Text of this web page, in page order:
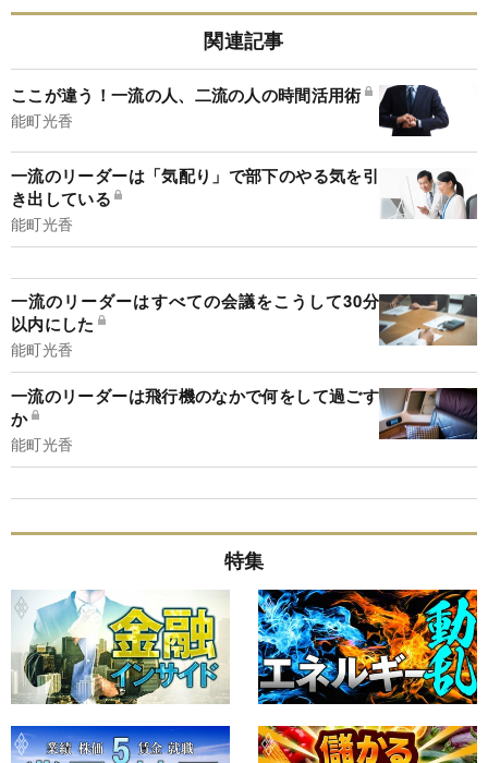
関連記事
ここが違う！一流の人、二流の人の時間活用術
能町光香
一流のリーダーは「気配り」で部下のやる気を引
き出している
能町光香
一流のリーダーはすべての会議をこうして30分
以内にした
能町光香
一流のリーダーは飛行機のなかで何をして過ごす
か
能町光香
特集